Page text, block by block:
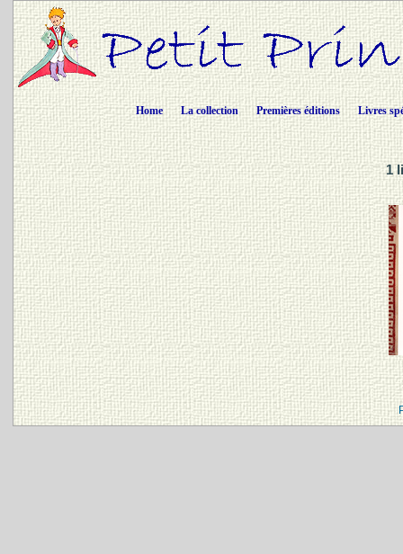
Home La collection Premières éditions Livres
1